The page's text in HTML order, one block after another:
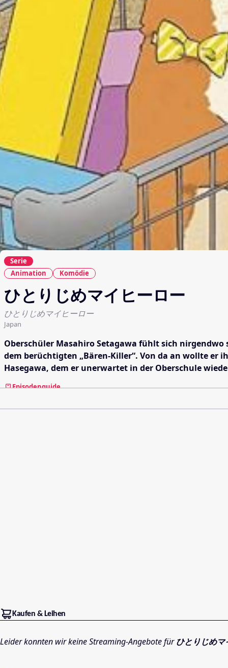
Serie
Animation
Komödie
ひとりじめマイヒーロー
ひとりじめマイヒーロー
Japan
Oberschüler Masahiro Setagawa fühlt sich nirgendwo
dem berüchtigten „Bären-Killer“. Von da an wollte er
Hasegawa, dem er unerwartet in der Oberschule
Episodenguide
Kaufen & Leihen
Leider konnten wir keine Streaming-Angebote fürひとりじめマ